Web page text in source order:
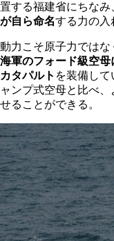
置する福建省にちなみ
が自ら命名する力の入
動力こそ原子力では
海軍のフォード級空
カタパルト を装備し
ャンプ式空母と比べ
せることができる。